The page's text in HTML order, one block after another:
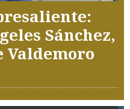
Sánchez,
Valdemoro